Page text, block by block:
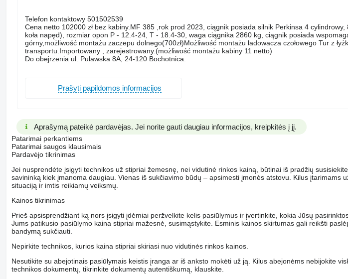
Telefon kontaktowy 501502539
Cena netto 102000 zł bez kabiny.MF 385 ,rok prod 2023, ciągnik posiada silnik Perkinsa 4
koła napęd), rozmiar opon P - 12.4-24, T - 18.4-30, waga ciągnika 2860 kg, ciągnik posiada
górny,możliwość montażu zaczepu dolnego(700zł)Możliwość montażu ładowacza czołowego Tur z
transportu.Importowany , zarejestrowany.(możliwość montażu kabiny 11 netto)
Do obejrzenia ul. Puławska 8A, 24-120 Bochotnica.
Prašyti papildomos informacijos
Aprašymą pateikė pardavėjas. Jei norite gauti daugiau informacijos, kreipkitės į jį.
Patarimai perkantiems
Patarimai saugos klausimais
Pardavėjo tikrinimas
Jei nusprendėte įsigyti technikos už stipriai žemesnę, nei vidutinė rinkos kainą, būtinai iš pradžių
savininką kiek įmanoma daugiau. Vienas iš sukčiavimo būdų – apsimesti įmonės atstovu. Kilus įtarimams
situaciją ir imtis reikiamų veiksmų.
Kainos tikrinimas
Prieš apsisprendžiant ką nors įsigyti įdėmiai peržvelkite kelis pasiūlymus ir įvertinkite, kokia Jūsų
Jums patikusio pasiūlymo kaina stipriai mažesnė, susimąstykite. Esminis kainos skirtumas gali reikšti
bandymą sukčiauti.
Nepirkite technikos, kurios kaina stipriai skiriasi nuo vidutinės rinkos kainos.
Nesutikite su abejotinais pasiūlymais keistis įranga ar iš anksto mokėti už ją. Kilus abejonėms nebijokite
technikos dokumentų, tikrinkite dokumentų autentiškumą, klauskite.